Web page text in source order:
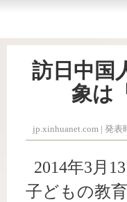
訪日中国
象は
jp.xinhuanet.com | 発表
2014年3月
子どもの教